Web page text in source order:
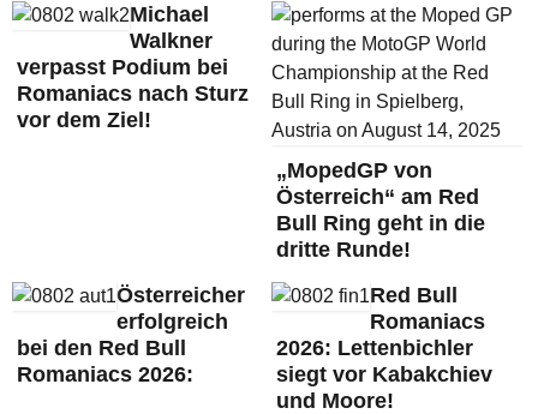
Michael
Walkner
verpasst Podium bei
Romaniacs nach Sturz
vor dem Ziel!
„MopedGP von
Österreich“ am Red
Bull Ring geht in die
dritte Runde!
Österreicher
erfolgreich
bei den Red Bull
Romaniacs 2026:
Red Bull
Romaniacs
2026: Lettenbichler
siegt vor Kabakchiev
und Moore!